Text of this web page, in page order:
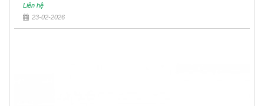
EX4400
Liên hệ
23-02-2026